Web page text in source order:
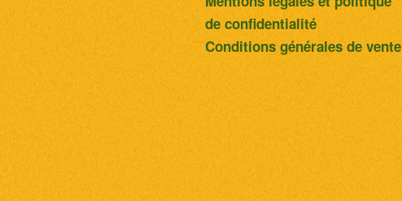
de confidentialité
Conditions générales de vente